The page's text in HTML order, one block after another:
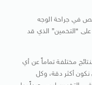
في جراحة الوجه
على “التخمين” الذي قد
مختلفة تماماً عن أي
أكثر دقة، وكل